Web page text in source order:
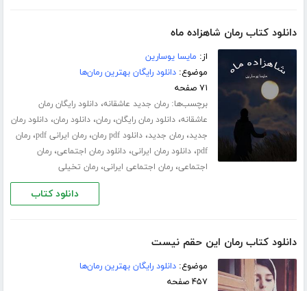
دانلود کتاب رمان شاهزاده ماه
از: مایسا یوسارین
موضوع:دانلود رایگان بهترین رمان‌ها
۷۱ صفحه
برچسب‌ها:رمان جدید عاشقانه،دانلود رایگان رمان
عاشقانه،دانلود رمان رایگان،رمان،دانلود رمان،دانلود رمان
جدید،رمان جدید،دانلود pdf رمان ،رمان ایرانی pdf ،رمان
pdf،دانلود رمان ایرانی،دانلود رمان اجتماعی،رمان
اجتماعی،رمان اجتماعی ایرانی،رمان تخیلی
دانلود کتاب
دانلود کتاب رمان این حقم نیست
موضوع:دانلود رایگان بهترین رمان‌ها
۴۵۷ صفحه